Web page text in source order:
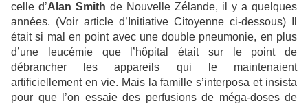
celle d’Alan Smith de Nouvelle Zélande, il y a quelques
années. (Voir article d’Initiative Citoyenne ci-dessous) Il
était si mal en point avec une double pneumonie, en plus
d’une leucémie que l’hôpital était sur le point de
débrancher les appareils qui le maintenaient
artificiellement en vie. Mais la famille s’interposa et insista
pour que l’on essaie des perfusions de méga-doses de